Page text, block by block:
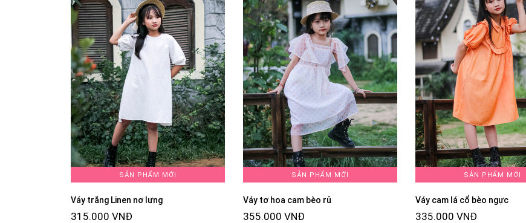
SẢN PHẨM MỚI
Váy trắng Linen nơ lưng
315.000 VNĐ
SẢN PHẨM MỚI
Váy tơ hoa cam bèo rủ
355.000 VNĐ
SẢN PHẨM MỚI
Váy cam lá cổ bèo ngực
335.000 VNĐ